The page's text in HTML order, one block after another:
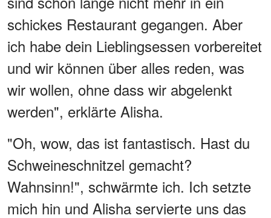
schickes Restaurant gegangen. Aber
ich habe dein Lieblingsessen vorbereitet
und wir können über alles reden, was
wir wollen, ohne dass wir abgelenkt
werden", erklärte Alisha.
"Oh, wow, das ist fantastisch. Hast du
Schweineschnitzel gemacht?
Wahnsinn!", schwärmte ich. Ich setzte
mich hin und Alisha servierte uns das